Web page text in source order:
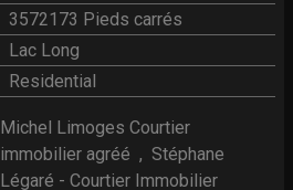
3572173 Pieds carrés
Lac Long
Residential
Michel Limoges Courtier
immobilier agréé , Stéphane
Légaré - Courtier Immobilier